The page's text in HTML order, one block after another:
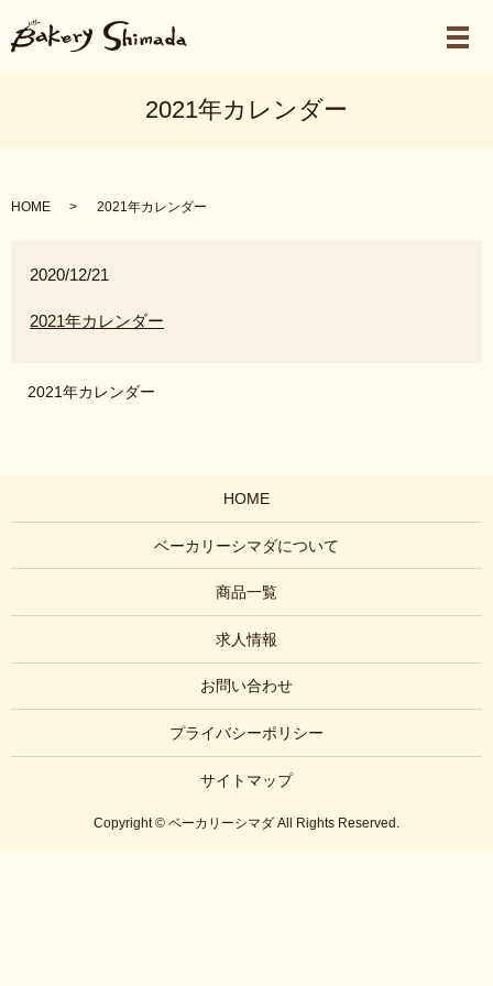
メ
2021年カレンダー
HOME 2021年カレンダー
2020/12/21
2021年カレンダー
2021年カレンダー
HOME
ベーカリーシマダについて
商品一覧
求人情報
お問い合わせ
プライバシーポリシー
サイトマップ
Copyright © ベーカリーシマダ All Rights Reserved.